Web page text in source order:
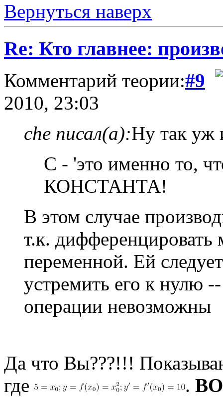
Вернуться наверх
Re: Кто главнее:
Комментарий теории:#9
2010, 23:03
che писал(а):Ну так уж
C - 'это именно то,
КОНСТАНТА!
В этом случае
т.к. дифференцировать
переменной. Ей
устремить его к нулю
операции невозможны
Да что Вы???!!!
где
.